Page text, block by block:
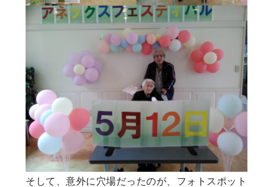
そして、意外に穴場だったのが、フォトスポット